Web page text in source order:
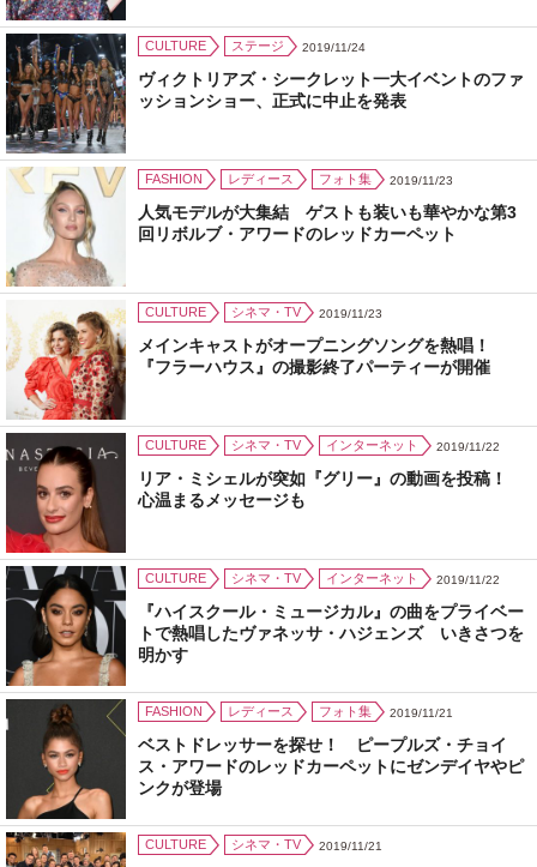
CULTURE ステージ 2019/11/24
ヴィクトリアズ・シークレット一大イベントのファ
ッションショー、正式に中止を発表
FASHION レディース フォト集 2019/11/23
人気モデルが大集結 ゲストも装いも華やかな第3
回リボルブ・アワードのレッドカーペット
CULTURE シネマ・TV 2019/11/23
メインキャストがオープニングソングを熱唱！
『フラーハウス』の撮影終了パーティーが開催
CULTURE シネマ・TV インターネット 2019/11/22
リア・ミシェルが突如『グリー』の動画を投稿！
心温まるメッセージも
CULTURE シネマ・TV インターネット 2019/11/22
『ハイスクール・ミュージカル』の曲をプライベー
トで熱唱したヴァネッサ・ハジェンズ いきさつを
明かす
FASHION レディース フォト集 2019/11/21
ベストドレッサーを探せ！ ピープルズ・チョイ
ス・アワードのレッドカーペットにゼンデイヤやピ
ンクが登場
CULTURE シネマ・TV 2019/11/21